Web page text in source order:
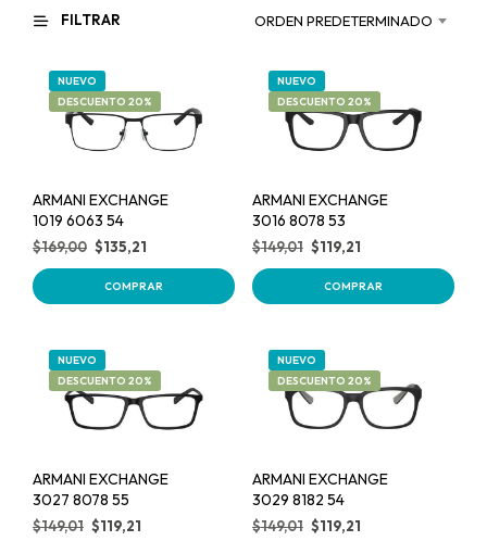
FILTRAR ORDEN PREDETERMINADO
DESCUENTO 20%
NUEVO
ARMANI EXCHANGE
1019 6063 54
$169,00 $135,21
COMPRAR
DESCUENTO 20%
NUEVO
ARMANI EXCHANGE
3016 8078 53
$149,01 $119,21
COMPRAR
DESCUENTO 20%
NUEVO
ARMANI EXCHANGE
3027 8078 55
$149,01 $119,21
DESCUENTO 20%
NUEVO
ARMANI EXCHANGE
3029 8182 54
$149,01 $119,21